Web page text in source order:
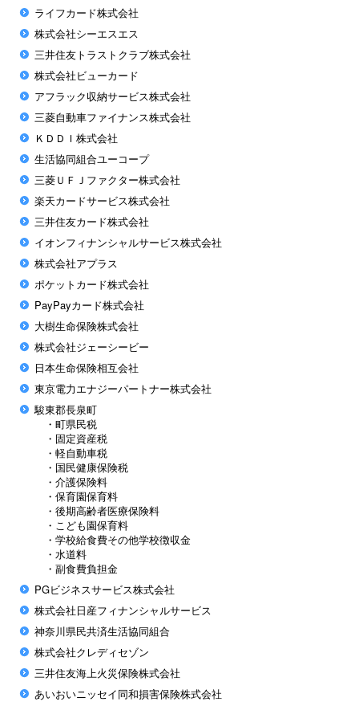
ライフカード株式会社
株式会社シーエスエス
三井住友トラストクラブ株式会社
株式会社ビューカード
アフラック収納サービス株式会社
三菱自動車ファイナンス株式会社
ＫＤＤＩ株式会社
生活協同組合ユーコープ
三菱ＵＦＪファクター株式会社
楽天カードサービス株式会社
三井住友カード株式会社
イオンフィナンシャルサービス株式会社
株式会社アプラス
ポケットカード株式会社
PayPayカード株式会社
大樹生命保険株式会社
株式会社ジェーシービー
日本生命保険相互会社
東京電力エナジーパートナー株式会社
駿東郡長泉町
・町県民税
・固定資産税
・軽自動車税
・国民健康保険税
・介護保険料
・保育園保育料
・後期高齢者医療保険料
・こども園保育料
・学校給食費その他学校徴収金
・水道料
・副食費負担金
PGビジネスサービス株式会社
株式会社日産フィナンシャルサービス
神奈川県民共済生活協同組合
株式会社クレディセゾン
三井住友海上火災保険株式会社
あいおいニッセイ同和損害保険株式会社